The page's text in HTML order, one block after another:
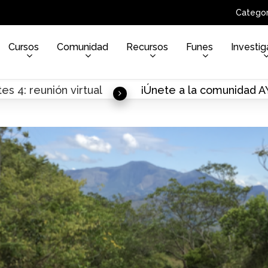
Cursos Comunidad Recursos Funes
4: reunión virtual ¡Únete a la comunidad